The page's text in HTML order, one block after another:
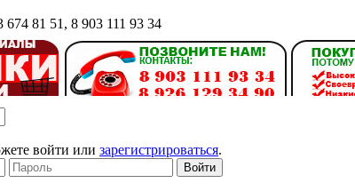
674 81 51, 8 903 111 93 34
войти или зарегистрироваться.